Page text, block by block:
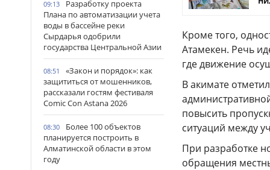
09:13
Разработку проекта
Плана по автоматизации учета
воды в бассейне реки
Сырдарья одобрили
государства Центральной Азии
08:51
«Закон и порядок»: как
защититься от мошенников,
рассказали гостям фестиваля
Comic Con Astana 2026
08:30
Более 100 объектов
планируется построить в
Алматинской области в этом
году
Кроме того,
Атамекен. Речь
где движение
В акимате
повысить
ситуаций между
При разработке
обращения